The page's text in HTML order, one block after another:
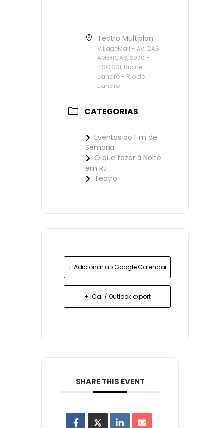
Teatro Multiplan
VillageMall - AV. DAS
AMÉRICAS, 3900 -
PISO SS1, Rio de
Janeiro - Rio de
Janeiro
CATEGORIAS
Eventos ao Fim de
Semana
O que fazer à Noite
em RJ
Teatro
+ Adicionar ao Google Calendar
+ iCal / Outlook export
SHARE THIS EVENT